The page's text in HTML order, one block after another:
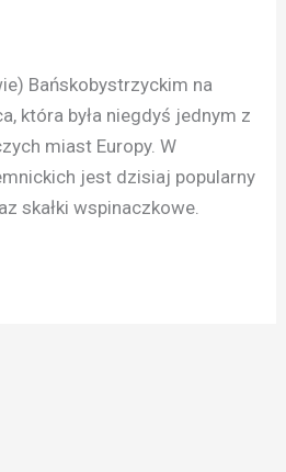
Bańskobystrzyckim na
która była niegdyś jednym z
miast Europy. W
jest dzisiaj popularny
skałki wspinaczkowe.